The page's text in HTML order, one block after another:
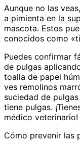
Aunque no las
a pimienta en la
mascota. Estos
conocidos como
Puedes confirmar
de pulgas
toalla de papel
ves remolinos
suciedad de
tiene pulgas.
médico veterinario!
Cómo prevenir las